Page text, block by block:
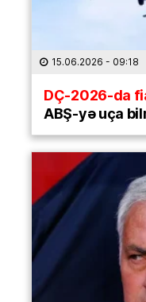
15.06.2026 - 09:18
DÇ-2026-da
ABŞ-yə uça